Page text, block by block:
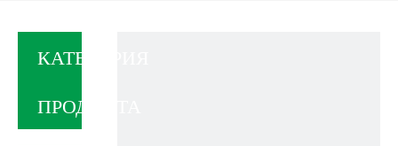
КАТЕГОРИЯ
ПРОДУКТА